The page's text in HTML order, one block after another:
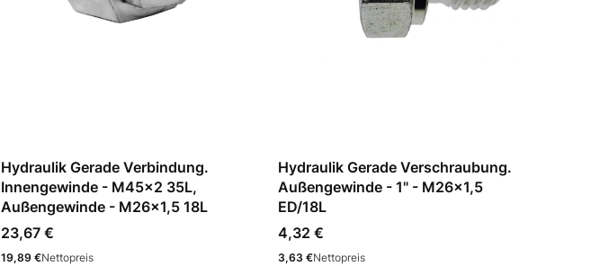
Hydraulik Gerade Verbindung.
Innengewinde - M45x2 35L,
Außengewinde - M26x1,5 18L
Preis
23,67 €
Preis
19,89 €Nettopreis
Hydraulik Gerade Verschraubung.
Außengewinde - 1" - M26x1,5
ED/18L
Preis
4,32 €
Preis
3,63 €Nettopreis